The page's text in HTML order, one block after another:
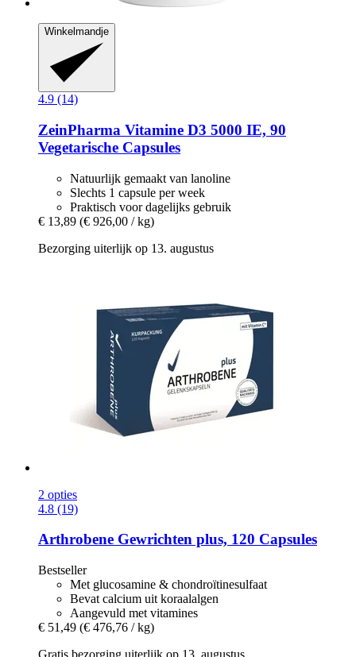
Winkelmandje
4.9 (14)
ZeinPharma Vitamine D3 5000 IE, 90
Vegetarische Capsules
Natuurlijk gemaakt van lanoline
Slechts 1 capsule per week
Praktisch voor dagelijks gebruik
€ 13,89 (€ 926,00 / kg)
Bezorging uiterlijk op 13. augustus
2 opties
4.8 (19)
Arthrobene Gewrichten plus, 120 Capsules
Bestseller
Met glucosamine & chondroïtinesulfaat
Bevat calcium uit koraalalgen
Aangevuld met vitamines
€ 51,49 (€ 476,76 / kg)